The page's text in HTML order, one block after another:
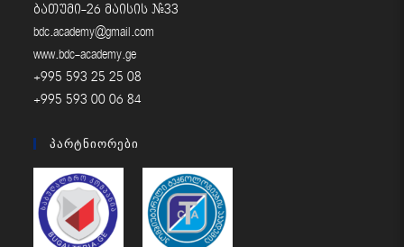
ბათუმი-26 მაისის #33
bdc.academy@gmail.com
www.bdc-academy.ge
+995 593 25 25 08
+995 593 00 06 84
Პარტნიორები